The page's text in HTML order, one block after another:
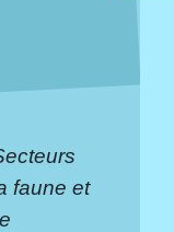
faune et